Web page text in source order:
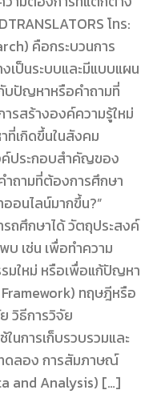
โทร:
คือกระบวนการ
เป็นระบบและมีแบบแผน
บปัญหาหรือคำถามที่
รสร้างองค์ความรู้ใหม่
เกิดขึ้นในสังคม
ประกอบสำคัญของ
ถามที่ต้องการศึกษา
อนไลน์มากขึ้น?”
ถศึกษาได้ วัตถุประสงค์
บ เช่น เพื่อทำความ
มใหม่ หรือเพื่อแก้ปัญหา
ทฤษฎีหรือ
วิธีการวิจัย
นการเก็บรวบรวมและ
ทดลอง การสัมภาษณ์
and Analysis) […]